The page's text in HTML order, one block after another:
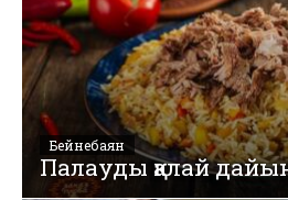
Бейнебаян
Палауды қалай